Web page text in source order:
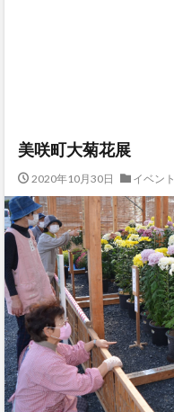
美咲町大菊花展
2020年10月30日 イベント